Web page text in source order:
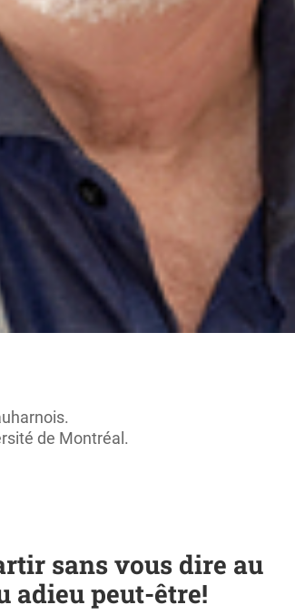
de Montréal.
sans vous dire au
adieu peut-être!